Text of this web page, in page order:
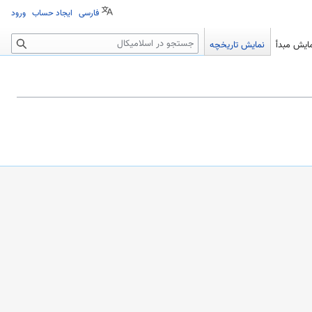
فارسی ایجاد حساب ورود
مبدأ نمایش تاریخچه جستجو